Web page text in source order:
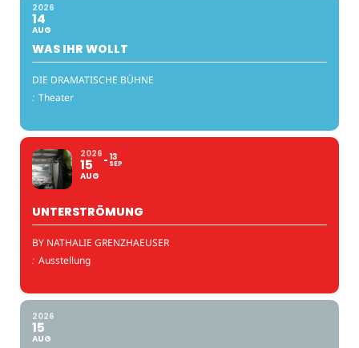
2026
14
AUG
WAS IHR WOLLT
DIE DRAMATISCHE BÜHNE
: Theater
2026
15
AUG
13
SEP
UNTERSTRÖMUNG
BY NATHALIE GRENZHAEUSER
: Ausstellung
2026
15
AUG